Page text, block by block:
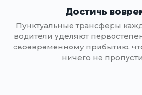
Достичь
Пунктуальные трансферы
водители уделяют
своевременному прибытию,
ничего не